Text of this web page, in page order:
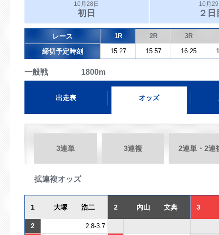
10月28日
初日
10月
２日
レース 1R 2R 3R
締切予定時刻 15:27 15:57 16:25
一般戦 1800m
出走表 オッズ
3連単 3連複 2連単・2連
拡連複オッズ
1 大塚 浩二 2 内山 文典 3
2 2.8-3.7